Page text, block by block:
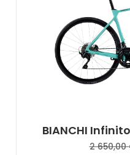
BIANCHI
2 650,00